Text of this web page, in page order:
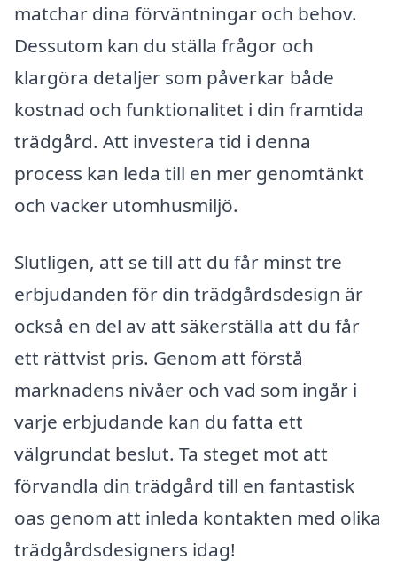
matchar dina förväntningar och behov.
Dessutom kan du ställa frågor och
klargöra detaljer som påverkar både
kostnad och funktionalitet i din framtida
trädgård. Att investera tid i denna
process kan leda till en mer genomtänkt
och vacker utomhusmiljö.
Slutligen, att se till att du får minst tre
erbjudanden för din trädgårdsdesign är
också en del av att säkerställa att du får
ett rättvist pris. Genom att förstå
marknadens nivåer och vad som ingår i
varje erbjudande kan du fatta ett
välgrundat beslut. Ta steget mot att
förvandla din trädgård till en fantastisk
oas genom att inleda kontakten med olika
trädgårdsdesigners idag!